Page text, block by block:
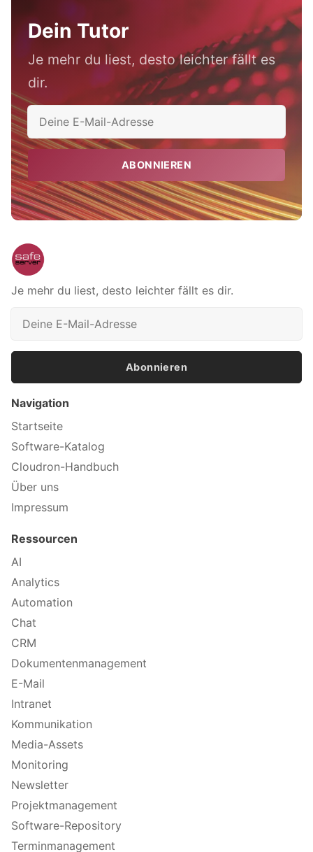
Dein Tutor
Je mehr du liest, desto leichter fällt es
dir.
ABONNIEREN
Je mehr du liest, desto leichter fällt es dir.
Abonnieren
Navigation
Startseite
Software-Katalog
Cloudron-Handbuch
Über uns
Impressum
Ressourcen
AI
Analytics
Automation
Chat
CRM
Dokumentenmanagement
E-Mail
Intranet
Kommunikation
Media-Assets
Monitoring
Newsletter
Projektmanagement
Software-Repository
Terminmanagement